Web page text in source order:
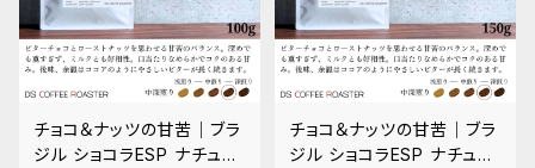
チョコ＆ナッツの甘苦｜ブラ
ジル ショコラESP ナチュラ
チョコ＆ナッツの甘苦｜ブラ
ジル ショコラESP ナチュラ